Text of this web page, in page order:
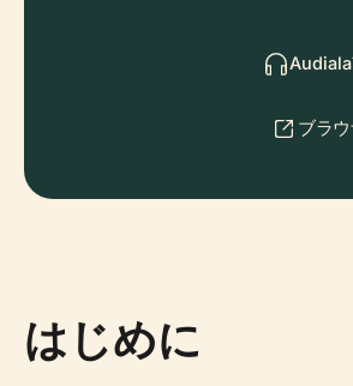
Audiala
ブラ
はじめに